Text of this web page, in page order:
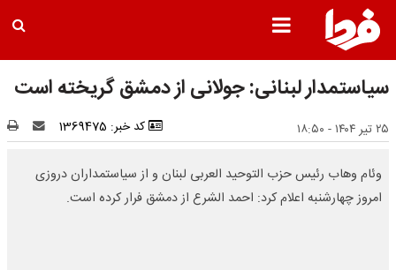
سیاستمدار لبنانی: جولانی از دمشق گریخته است
۲۵ تیر ۱۴۰۴ - ۱۸:۵۰ کد خبر: 1369475
وئام وهاب رئیس حزب التوحید العربی لبنان و از سیاستمداران دروزی
امروز چهارشنبه اعلام کرد: احمد الشرع از دمشق فرار کرده است.